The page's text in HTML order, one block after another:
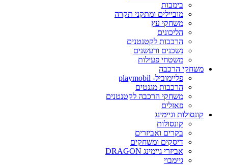
בימבות
מוביילים ומתקני תקרה
משחקי עץ
הליכונים
הרכבות לקטנטנים
נשכנים ורעשנים
משטחי פעילות
משחקי הרכבה
פליימוביל- playmobil
הרכבות מגנטים
משחקי הרכבה לקטנטנים
פאזלים
קונסולות וגיימינג
קונסולות
בקרים ואביזרים
דיסקים ומשחקים
אביזרי גיימינג DRAGON
גיימבוי